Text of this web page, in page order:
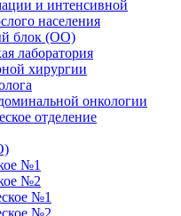
и интенсивной
населения
блок (ОО)
лаборатория
хирургии
онкологии
отделение
№1
№2
№1
№2